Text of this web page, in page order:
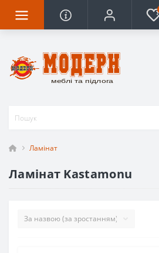
Ламінат
Ламінат Kastamonu